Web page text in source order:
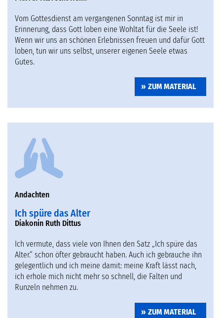
Vom Gottesdienst am vergangenen Sonntag ist mir in
Erinnerung, dass Gott loben eine Wohltat für die Seele ist!
Wenn wir uns an schönen Erlebnissen freuen und dafür Gott
loben, tun wir uns selbst, unserer eigenen Seele etwas
Gutes.
ZUM MATERIAL
Andachten
Ich spüre das Alter
Diakonin Ruth Dittus
Ich vermute, dass viele von Ihnen den Satz „Ich spüre das
Alter.“ schon öfter gebraucht haben. Auch ich gebrauche ihn
gelegentlich und ich meine damit: meine Kraft lässt nach,
ich erhole mich nicht mehr so schnell, die Falten und
Runzeln nehmen zu.
ZUM MATERIAL